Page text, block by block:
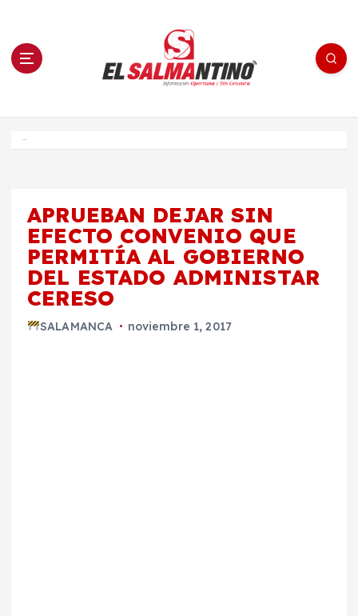
n El Salmantino - medios/noticias/editorial
APRUEBAN DEJAR SIN
EFECTO CONVENIO QUE
PERMITÍA AL GOBIERNO
DEL ESTADO ADMINISTAR
CERESO
SALAMANCA noviembre 1, 2017